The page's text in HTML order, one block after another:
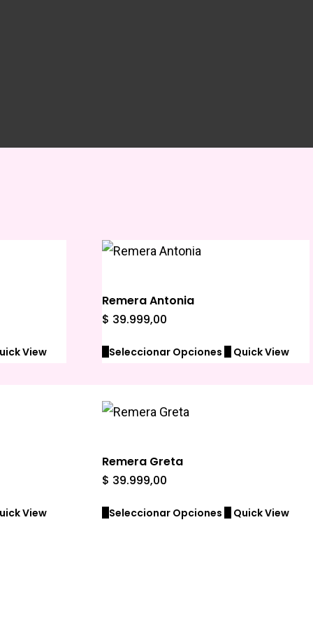
View
Remera Antonia
$ 39.999,00
Seleccionar Opciones Quick View
View
Remera Greta
$ 39.999,00
Seleccionar Opciones Quick View